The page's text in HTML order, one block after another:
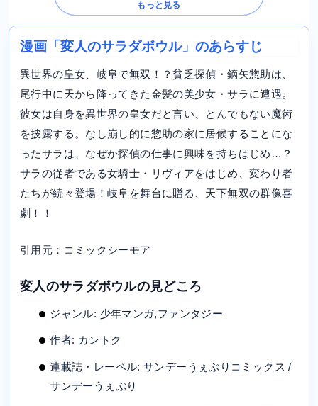
もっと見る
漫画「変人のサラダボウル」のあらすじ
異世界の皇女、岐阜で無双！？貧乏探偵・鏑矢惣助は、
尾行中に天から降ってきた金髪の美少女・サラに遭遇。
彼女は自身を異世界の皇女だと言い、とんでもない魔術
を披露する。なし崩し的に惣助の家に居候することにな
ったサラは、なぜか探偵の仕事に興味を持ちはじめ…？
サラの従者である女騎士・リヴィアをはじめ、変わり者
たちが続々登場！岐阜を舞台に贈る、天下無双の群像喜
劇！！
引用元：コミックシーモア
変人のサラダボウルの見どころ
ジャンル: 少年マンガ,ファンタジー
作者: カントク
連載誌・レーベル: サンデーうぇぶりコミックス /
サンデーうぇぶり